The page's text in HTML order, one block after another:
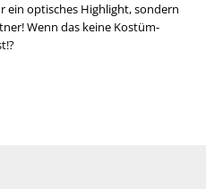
ein opti­sches High­light, son­dern
Wenn das kei­ne Kostüm-